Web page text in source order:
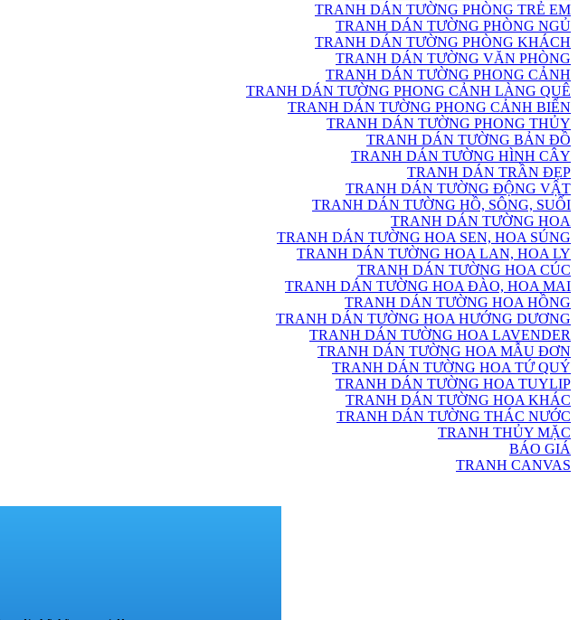
TRANH DÁN TƯỜNG PHÒNG TRẺ EM
TRANH DÁN TƯỜNG PHÒNG NGỦ
TRANH DÁN TƯỜNG PHÒNG KHÁCH
TRANH DÁN TƯỜNG VĂN PHÒNG
TRANH DÁN TƯỜNG PHONG CẢNH
TRANH DÁN TƯỜNG PHONG CẢNH LÀNG QUÊ
TRANH DÁN TƯỜNG PHONG CẢNH BIỂN
TRANH DÁN TƯỜNG PHONG THỦY
TRANH DÁN TƯỜNG BẢN ĐỒ
TRANH DÁN TƯỜNG HÌNH CÂY
TRANH DÁN TRẦN ĐẸP
TRANH DÁN TƯỜNG ĐỘNG VẬT
TRANH DÁN TƯỜNG HỒ, SÔNG, SUỐI
TRANH DÁN TƯỜNG HOA
TRANH DÁN TƯỜNG HOA SEN, HOA SÚNG
TRANH DÁN TƯỜNG HOA LAN, HOA LY
TRANH DÁN TƯỜNG HOA CÚC
TRANH DÁN TƯỜNG HOA ĐÀO, HOA MAI
TRANH DÁN TƯỜNG HOA HỒNG
TRANH DÁN TƯỜNG HOA HƯỚNG DƯƠNG
TRANH DÁN TƯỜNG HOA LAVENDER
TRANH DÁN TƯỜNG HOA MẪU ĐƠN
TRANH DÁN TƯỜNG HOA TỨ QUÝ
TRANH DÁN TƯỜNG HOA TUYLIP
TRANH DÁN TƯỜNG HOA KHÁC
TRANH DÁN TƯỜNG THÁC NƯỚC
TRANH THỦY MẶC
BÁO GIÁ
TRANH CANVAS